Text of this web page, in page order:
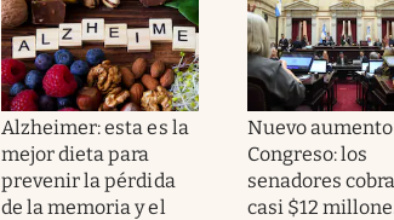
Alzheimer: esta es la
mejor dieta para
prevenir la pérdida
de la memoria y el
Nuevo aumento
Congreso: los
senadores
casi $12